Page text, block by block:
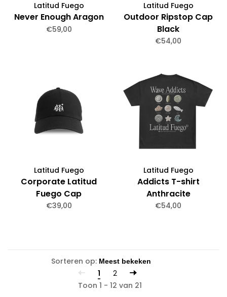
Latitud Fuego
Never Enough Aragon
€59,00
Latitud Fuego
Outdoor Ripstop Cap
Black
€54,00
Latitud Fuego
Corporate Latitud
Fuego Cap
€39,00
Latitud Fuego
Addicts T-shirt
Anthracite
€54,00
Sorteren op:
1
2
Toon 1 - 12 van 21